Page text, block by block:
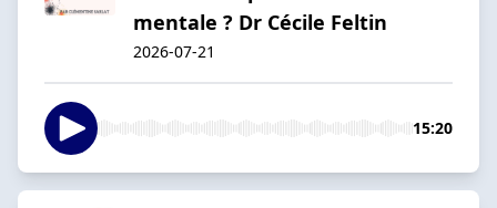
mentale ? Dr Cécile Feltin
2026-07-21
15:20